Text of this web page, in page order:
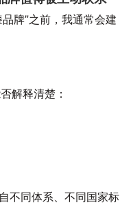
牌”之前，我通常会建
解释清楚：
不同体系、不同国家标